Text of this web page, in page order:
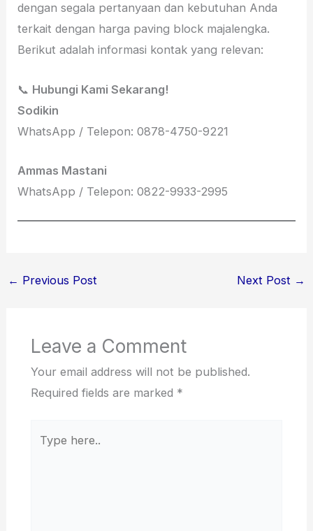
dengan segala pertanyaan dan kebutuhan Anda
terkait dengan harga paving block majalengka.
Berikut adalah informasi kontak yang relevan:
📞 Hubungi Kami Sekarang!
Sodikin
WhatsApp / Telepon: 0878-4750-9221
Ammas Mastani
WhatsApp / Telepon: 0822-9933-2995
← Previous Post Next Post →
Leave a Comment
Your email address will not be published.
Required fields are marked *
here..